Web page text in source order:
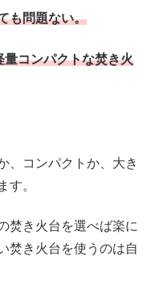
も問題ない。
量コンパクトな焚き火
、コンパクトか、大き
す。
焚き火台を選べば楽に
焚き火台を使うのは自